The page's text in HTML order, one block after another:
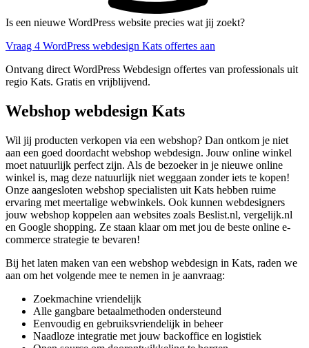
Is een nieuwe WordPress website precies wat jij zoekt?
Vraag 4 WordPress webdesign Kats offertes aan
Ontvang direct WordPress Webdesign offertes van professionals uit
regio Kats. Gratis en vrijblijvend.
Webshop webdesign Kats
Wil jij producten verkopen via een webshop? Dan ontkom je niet
aan een goed doordacht webshop webdesign. Jouw online winkel
moet natuurlijk perfect zijn. Als de bezoeker in je nieuwe online
winkel is, mag deze natuurlijk niet weggaan zonder iets te kopen!
Onze aangesloten webshop specialisten uit Kats hebben ruime
ervaring met meertalige webwinkels. Ook kunnen webdesigners
jouw webshop koppelen aan websites zoals Beslist.nl, vergelijk.nl
en Google shopping. Ze staan klaar om met jou de beste online e-
commerce strategie te bevaren!
Bij het laten maken van een webshop webdesign in Kats, raden we
aan om het volgende mee te nemen in je aanvraag:
Zoekmachine vriendelijk
Alle gangbare betaalmethoden ondersteund
Eenvoudig en gebruiksvriendelijk in beheer
Naadloze integratie met jouw backoffice en logistiek